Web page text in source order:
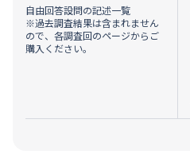
自由回答設問の記述一覧
※過去調査結果は含まれません
ので、各調査回のページからご
購入ください。